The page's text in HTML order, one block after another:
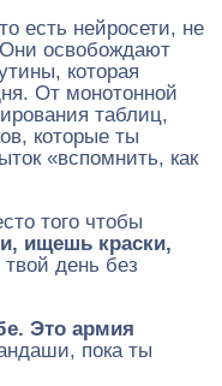
есть нейросети, не
освобождают
которая
От монотонной
таблиц,
которые ты
«вспомнить, как
того чтобы
ищешь краски,
день без
Это армия
пока ты